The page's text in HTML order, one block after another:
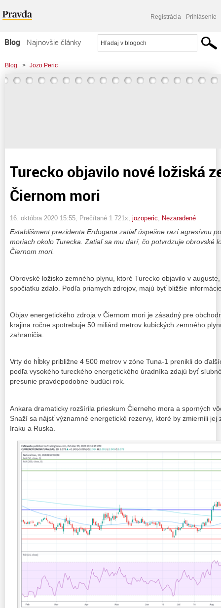
Registrácia Prihlásenie
Blog
Najnovšie články
Najčítanejšie články
Najkomentovanejšie články
Blog > Jozo Peric
> Turecko objavilo nové ložiská zemného plynu v Čiernom mori
Turecko objavilo nové ložiská
Čiernom mori
16. októbra 2020 15:55 , Prečítané 1 721x, jozoperic Nezaradené
Establišment prezidenta Erdogana zatiaľ úspešne razí agresívnu
moriach okolo Turecka. Zatiaľ sa mu darí, čo potvrdzuje obrovské
Čiernom mori.
Obrovské ložisko zemného plynu, ktoré Turecko objavilo v
spočiatku zdalo. Podľa priamych zdrojov, majú byť bližšie
Objav energetického zdroja v Čiernom mori je zásadný pre
krajina ročne spotrebuje 50 miliárd metrov kubických zemného
zahraničia.
Vrty do hĺbky približne 4 500 metrov v zóne Tuna-1 prenikli do
podľa vysokého tureckého energetického úradníka zdajú byť
presunie pravdepodobne budúci rok.
Ankara dramaticky rozšírila prieskum Čierneho mora a sporných
Snaží sa nájsť významné energetické rezervy, ktoré by zmiernili jej
Iraku a Ruska.